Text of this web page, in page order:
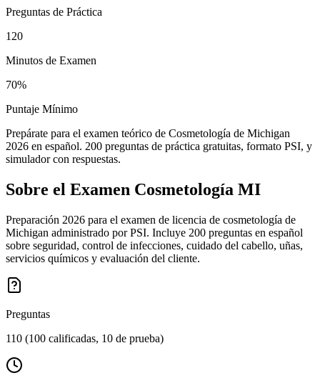
Preguntas de Práctica
120
Minutos de Examen
70%
Puntaje Mínimo
Prepárate para el examen teórico de Cosmetología de Michigan
2026 en español. 200 preguntas de práctica gratuitas, formato PSI, y
simulador con respuestas.
Sobre el Examen Cosmetología MI
Preparación 2026 para el examen de licencia de cosmetología de
Michigan administrado por PSI. Incluye 200 preguntas en español
sobre seguridad, control de infecciones, cuidado del cabello, uñas,
servicios químicos y evaluación del cliente.
Preguntas
110 (100 calificadas, 10 de prueba)